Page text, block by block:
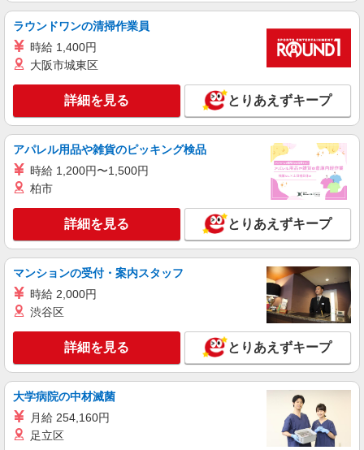
残業代支給 ★交通費別途支給（規定あり） ゜
+゜・。○。・゜+゜・。○。・゜+゜ 入社祝い金10
熊本県熊本市中央区の家電量販店
株式会社シエロ
人気機種に詳しくなれる携帯販売【au】
月給259200円〜300000円（経験・能力によ
る） ※残業手当別途支給 ※研修期間6か月・時給
1500円〜 ★交通費別途支給（規定あり） ゜
+゜・。○。・゜+゜・。○。・゜+゜ 入社祝い金10
万円支給(規定有) お友達を紹介頂くと, インセンテ
ィブ支給(規定有) ゜・。○。・゜+゜・。○。・゜
+゜
熊本県熊本市中央区の家電量販店
キープ 詳細を見る
紹介予定派遣
株式会社シエロ
スマホ携帯販売【ワイモバイル】
時給1400円〜1450円（経験・能力による） ※
残業代支給 ★交通費別途支給（規定あり） ゜
+゜・。○。・゜+゜・。○。・゜+゜ 入社祝い金10
ィブ支給(規定有) ★月2回払い・週払い可能（規程
有）★ ゜・。○。・゜+゜・。○。・゜+゜
熊本県熊本市中央区の家電量販店
キープ 詳細を見る
紹介予定派遣
ラウンドワンの清掃作業員
時給 1,400円
大阪市城東区
詳細を見る とりあえずキープ
アパレル用品や雑貨のピッキング検品
時給 1,200円〜1,500円
柏市
詳細を見る とりあえずキープ
マンションの受付・案内スタッフ
時給 2,000円
渋谷区
詳細を見る とりあえずキープ
大学病院の中材滅菌
月給 254,160円
足立区